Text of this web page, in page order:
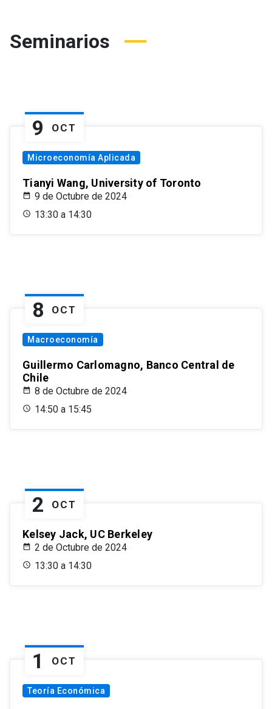
Seminarios
9 OCT
Microeconomía Aplicada
Tianyi Wang, University of Toronto
9 de Octubre de 2024
13:30 a 14:30
8 OCT
Macroeconomía
Guillermo Carlomagno, Banco Central de
Chile
8 de Octubre de 2024
14:50 a 15:45
2 OCT
Kelsey Jack, UC Berkeley
2 de Octubre de 2024
13:30 a 14:30
1 OCT
Teoría Económica